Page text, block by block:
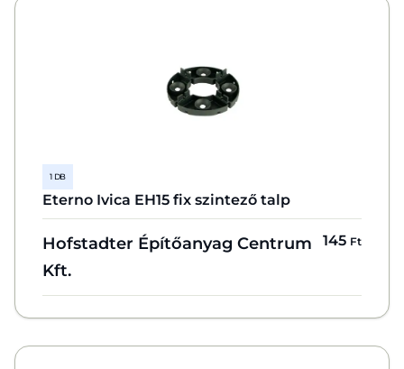
1 DB
Eterno Ivica EH15 fix szintező talp
Hofstadter Építőanyag Centrum
Kft.
145 Ft